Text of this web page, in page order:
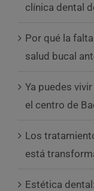
clínica dental
Por qué la
salud bucal
Ya puedes
el centro de
Los
está
Estética